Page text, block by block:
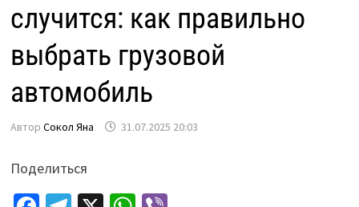
случится: как правильно
выбрать грузовой
автомобиль
Автор Сокол Яна 31.07.2025 20:03
Поделиться